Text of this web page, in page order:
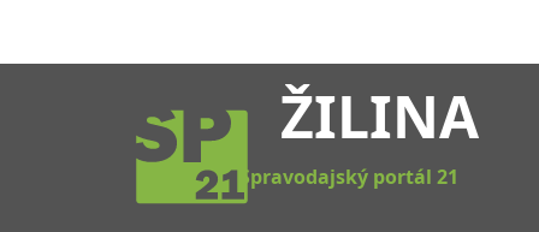
ŽILINA
Spravodajský portál 21